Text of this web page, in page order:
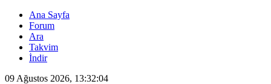
Ana Sayfa
Forum
Ara
Takvim
İndir
09 Ağustos 2026, 13:32:04